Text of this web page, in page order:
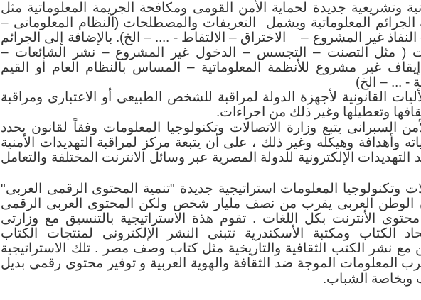
وتشريعية جديدة لحماية الأمن القومى ومكافحة الجريمة المعلوماتية مثل
الجرائم المعلوماتية ويشمل التعريفات والمصطلحات (النظام المعلوماتى –
- النفاذ غير المشروع – الاختراق – الالتقاط - .... – الخ). بالإضافة إلى الجرائم
( مثل التصنت – التجسس – الدخول غير المشروع – نشر الشائعات –
إيقاف غير مشروع للأنظمة المعلوماتية – المساس بالنظام العام أو القيم
- ... – الخ)
القانونية لأجهزة الدولة لمراقبة للشخص الطبيعى أو الاعتبارى ومراقبة
وتعطيلها وغير ذلك من اجراءات.
يتبع وزارة الاتصالات وتكنولوجيا المعلومات وفقاً لقانون يحدد
وأهدافة وهيكله وغير ذلك ، على أن يتبعة مركز لمراقبة التهديدات الأمنية
التهديدات الإلكترونية للدولة المصرية عبر وسائل الانترنت المختلفة والتعامل
وتكنولوجيا المعلومات استراتيجية جديدة "تنمية المحتوى الرقمى العربى"
الوطن العربى يقرب من نصف مليار شخص ولكن المحتوى العربى الرقمى
3% من محتوى الأنترنت بكل اللغات . تقوم هذة الاستراتيجية بالتنسيق مع وزارتى
الكتاب ومكتبة الأسكندرية تتبنى النشر الإلكترونى لمنتجات الكتاب
مع نشر الكتب الثقافية والتاريخية مثل كتاب وصف مصر . تلك الاستراتيجية
المعلومات الموجة ضد الثقافة والهوية العربية و توفير محتوى رقمى بديل
وبخاصة الشباب.
صورة لإحدي كليات الحاسبات والمعلومات
كلية الحاسبات
على كافة
على
والمهني، كما أن
الأكاديمي والمهني بين كليات العلوم والهندسة والتجارة والحاسبات
الأخيرة حيث أضحت دراسة علوم الحاسب بكليات العلوم والهندسة
ثانوية أو هامشية وليست دراسة رئيسية أو تخصصية كما هو الحال بكلية
علي الجودة
الحاسبات والمعلومات بشكل واسع في الجامعات المصرية
كما ذكرنا سابقاً في طيات هذا المقال، فإن الصراع بين الجامعات
القادمة لن يكون علي أساس التوسع في إنشاء كليات حاسبات
إنشاء أقسام وبرامج جديدة بالكلية، ولكن سيكون الصراع بين
تعزيز جودة خريج الكلية علمياً ومهنياً من خلال توفير اعتمادات مالية
لوائح الكلية بما يتناسب مع اللوائح العالمية وبما يعزز الدراسة بالكلية
واحترافية، توفير المعامل العامة والتخصصية المطلوبة، وتوفير
أكثر تخصص وكفاءة.